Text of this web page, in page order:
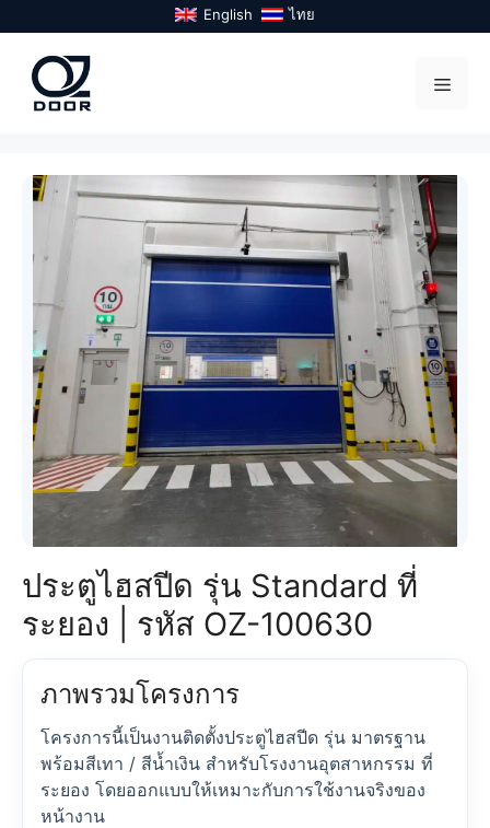
to
content
English ไทย
ประตูไฮสปีด รุ่น Standard ที่
ระยอง | รหัส OZ-100630
ภาพรวมโครงการ
โครงการนี้เป็นงานติดตั้งประตูไฮสปีด รุ่น มาตรฐาน
พร้อมสีเทา / สีน้ำเงิน สำหรับโรงงานอุตสาหกรรม ที่
ระยอง โดยออกแบบให้เหมาะกับการใช้งานจริงของ
หน้างาน